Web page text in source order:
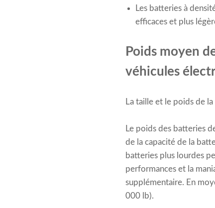
Les batteries à
efficaces et plus
Poids moyen
véhicules
La taille et le poids de
Le poids des batteries
de la capacité de la
batteries plus lourdes
performances et la
supplémentaire. En
000 lb).